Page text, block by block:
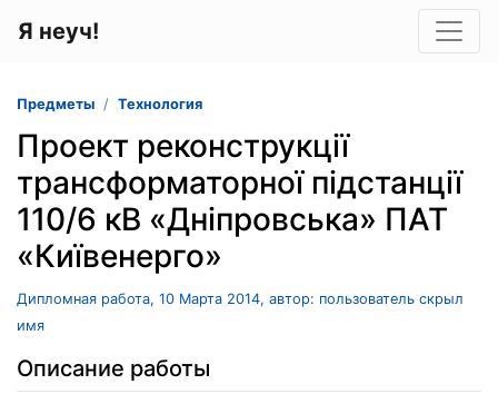
Я неуч!
Предметы Технология
Проект реконструкції
трансформаторної підстанції
110/6 кВ «Дніпровська» ПАТ
«Київенерго»
Дипломная работа, 10 Марта 2014, автор: пользователь скрыл
имя
Описание работы